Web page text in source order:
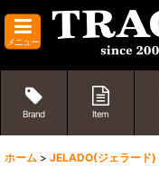
メニュー
Brand Item
ホーム > JELADO(ジェラード)